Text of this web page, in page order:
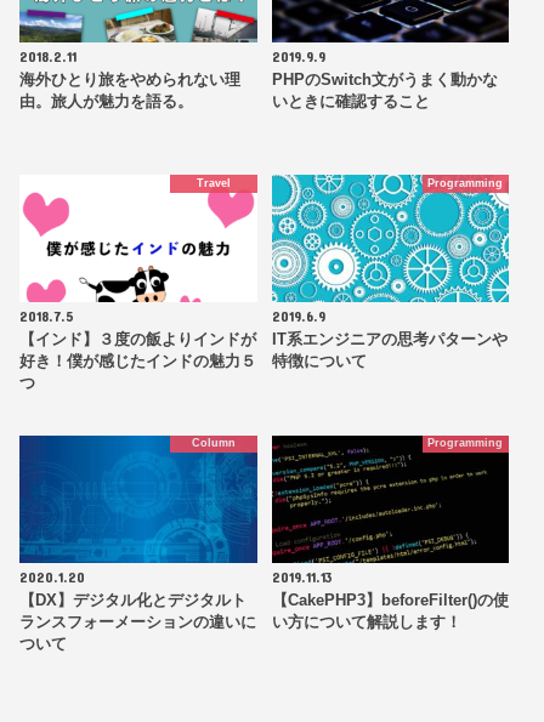
2018.2.11
海外ひとり旅をやめられない理
由。旅人が魅力を語る。
2019.9.9
PHPのSwitch文がうまく動かな
いときに確認すること
Travel
2018.7.5
【インド】３度の飯よりインドが
好き！僕が感じたインドの魅力５
つ
Programming
2019.6.9
IT系エンジニアの思考パターンや
特徴について
Column
2020.1.20
【DX】デジタル化とデジタルト
ランスフォーメーションの違いに
ついて
Programming
2019.11.13
【CakePHP3】beforeFilter()の使
い方について解説します！